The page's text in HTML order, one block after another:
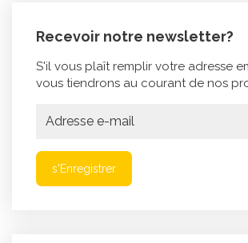
Recevoir notre newsletter?
S'il vous plaît remplir votre adresse
vous tiendrons au courant de nos
s'Enregistrer